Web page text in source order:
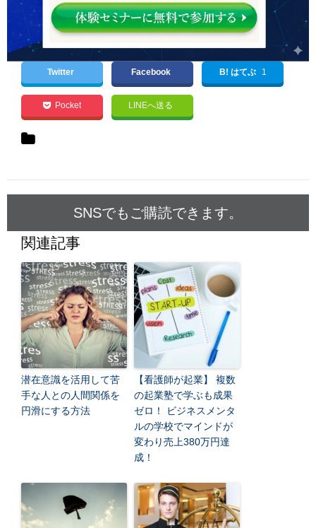
Twitter Facebook B! はてぶ 1
Pocket LINEへ送る
SNSでもご購読できます。
関連記事
潜在意識を活用して苦
手な人との人間関係を
円滑にする方法
【看護師が起業】 複数
の起業塾で学ぶも成果
ゼロ！ ビジネスメンタ
ルの学校でマインドが
変わり売上380万円達
成！